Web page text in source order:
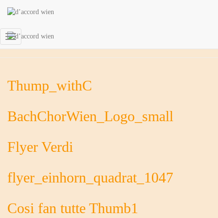
Navigation
Thump_withC
BachChorWien_Logo_small
Flyer Verdi
flyer_einhorn_quadrat_1047
Cosi fan tutte Thumb1